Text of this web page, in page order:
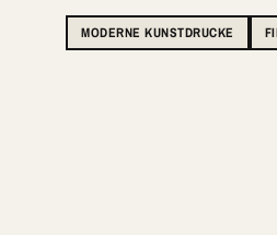
MODERNE KUNSTDRUCKE